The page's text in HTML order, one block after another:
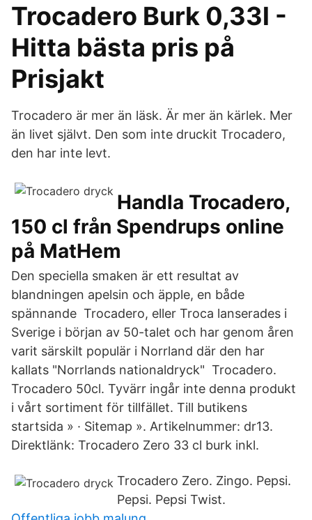
Trocadero Burk 0,33l -
Hitta bästa pris på
Prisjakt
Trocadero är mer än läsk. Är mer än kärlek. Mer
än livet självt. Den som inte druckit Trocadero,
den har inte levt.
Handla Trocadero,
150 cl från Spendrups online
på MatHem
Den speciella smaken är ett resultat av
blandningen apelsin och äpple, en både
spännande Trocadero, eller Troca lanserades i
Sverige i början av 50-talet och har genom åren
varit särskilt populär i Norrland där den har
kallats "Norrlands nationaldryck" Trocadero.
Trocadero 50cl. Tyvärr ingår inte denna produkt
i vårt sortiment för tillfället. Till butikens
startsida » · Sitemap ». Artikelnummer: dr13.
Direktlänk: Trocadero Zero 33 cl burk inkl.
Trocadero Zero. Zingo. Pepsi.
Pepsi. Pepsi Twist.